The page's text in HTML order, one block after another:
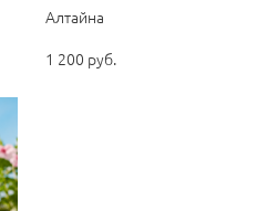
Алтайна
1 200 pуб.